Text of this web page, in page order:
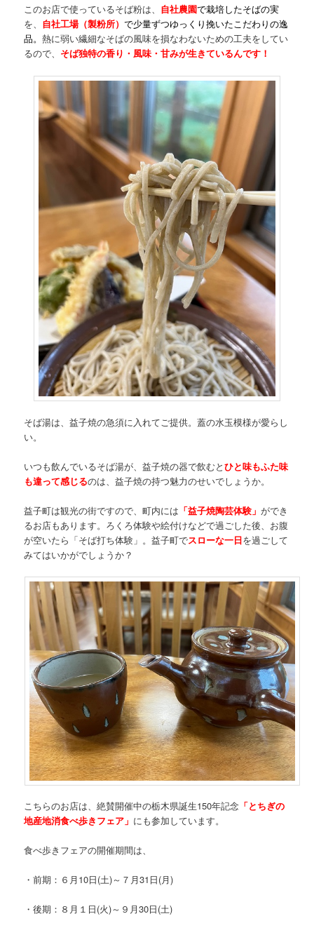
このお店で使っているそば粉は、 自社農園で栽培したそばの実
を、 自社工場（製粉所）で少量ずつゆっくり挽いたこだわりの逸
品。熱に弱い繊細なそばの風味を損なわないための工夫をしてい
るので、 そば独特の香り・風味・甘みが生きているんです！
そば湯は、益子焼の急須に入れてご提供。蓋の水玉模様が愛らし
い。
いつも飲んでいるそば湯が、益子焼の器で飲むとひと味もふた味
も違って感じるのは、益子焼の持つ魅力のせいでしょうか。
益子町は観光の街ですので、町内には 「益子焼陶芸体験」ができ
るお店もあります。ろくろ体験や絵付けなどで過ごした後、お腹
が空いたら「そば打ち体験」。益子町でスローな一日を過ごして
みてはいかがでしょうか？
こちらのお店は、絶賛開催中の栃木県誕生150年記念 「とちぎの
地産地消食べ歩きフェア」 にも参加しています。
食べ歩きフェアの開催期間は、
・前期：６月10日(土)～７月31日(月)
・後期：８月１日(火)～９月30日(土)